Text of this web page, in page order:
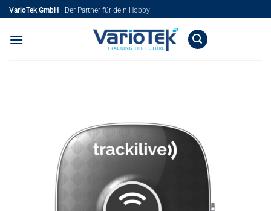
Zum
Inhalt
springen
VarioTek GmbH | Der Partner für dein Hobby